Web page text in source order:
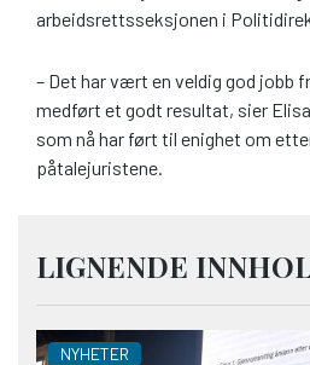
arbeidsrettsseksjonen i
– Det har vært en veldig god jobb
medført et godt resultat, sier
som nå har ført til enighet om
påtalejuristene.
LIGNENDE
NYHETER